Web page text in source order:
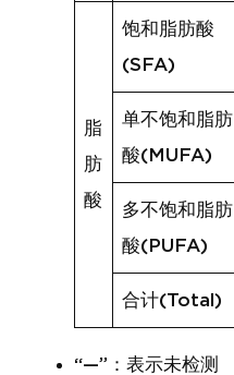
脂
肪
酸
饱和脂肪酸
(SFA)
单不饱和脂肪
酸(MUFA)
多不饱和脂肪
酸(PUFA)
合计(Total)
“—”：表示未检测